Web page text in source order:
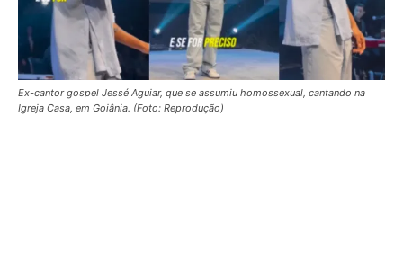
Ex-cantor gospel Jessé Aguiar, que se assumiu homossexual, cantando na
Igreja Casa, em Goiânia. (Foto: Reprodução)